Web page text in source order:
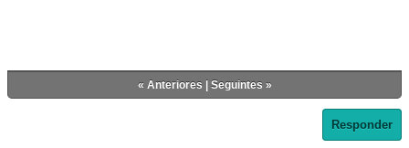
« Anteriores Seguintes »
Responder